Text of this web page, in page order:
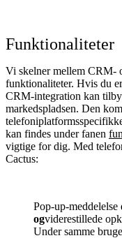
Funktionaliteter
Vi skelner mellem CRM-
funktionaliteter. Hvis du
CRM-integration kan
markedspladsen. Den
kan findes under fanen
vigtige for dig. Med
Cactus:
Pop-up-meddelelse
ogviderestillede
Under samme